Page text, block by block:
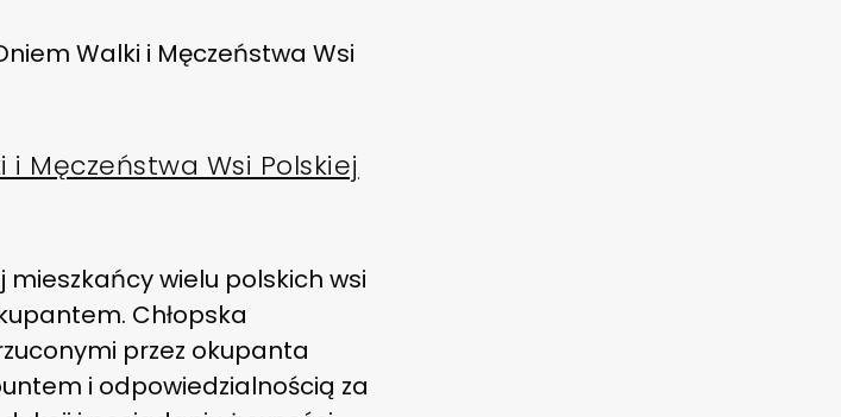
Walki i Męczeństwa Wsi
i Męczeństwa Wsi Polskiej
mieszkańcy wielu polskich wsi
Chłopska
przez okupanta
i odpowiedzialnością za